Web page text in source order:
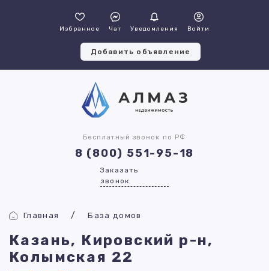
Избранное Чат Уведомления Войти
Добавить объявление
Бесплатный звонок по РФ
8 (800) 551-95-18
Заказать
звонок
Главная База домов
Казань, Кировский р-н,
Колымская 22